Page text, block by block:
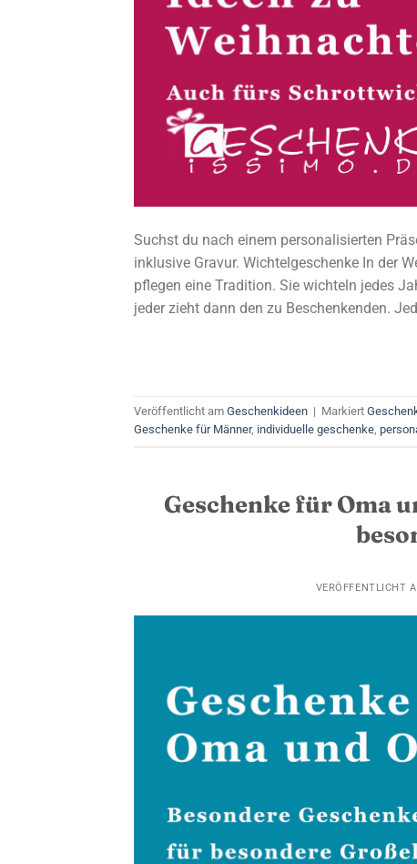
Suchst du nach einem personalisierten
inklusive Gravur. Wichtelgeschenke In der
pflegen eine Tradition. Sie wichteln jedes
jeder zieht dann den zu Beschenkenden.
Veröffentlicht am Geschenkideen | Markiert
Geschenke für Männer, individuelle geschenke,
Geschenke für Oma
VERÖFFENTLICHT